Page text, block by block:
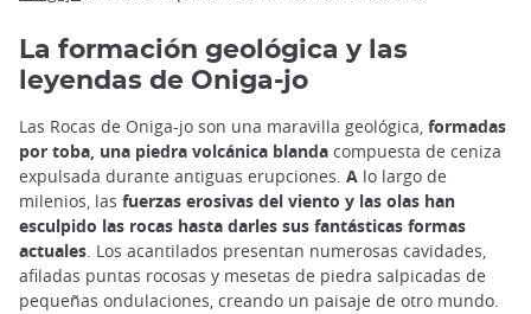
La formación geológica y las
leyendas de Oniga-jo
Las Rocas de Oniga-jo son una maravilla geológica, formadas
por toba, una piedra volcánica blanda compuesta de ceniza
expulsada durante antiguas erupciones. A lo largo de
milenios, las fuerzas erosivas del viento y las olas han
esculpido las rocas hasta darles sus fantásticas formas
actuales. Los acantilados presentan numerosas cavidades,
afiladas puntas rocosas y mesetas de piedra salpicadas de
pequeñas ondulaciones, creando un paisaje de otro mundo.